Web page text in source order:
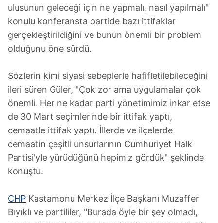
ulusunun geleceği için ne yapmalı, nasıl yapılmalı"
konulu konferansta partide bazı ittifaklar
gerçekleştirildiğini ve bunun önemli bir problem
olduğunu öne sürdü.
Sözlerin kimi siyasi sebeplerle hafifletilebileceğini
ileri süren Güler, "Çok zor ama uygulamalar çok
önemli. Her ne kadar parti yönetimimiz inkar etse
de 30 Mart seçimlerinde bir ittifak yaptı,
cemaatle ittifak yaptı. İllerde ve ilçelerde
cemaatin çeşitli unsurlarının Cumhuriyet Halk
Partisi'yle yürüdüğünü hepimiz gördük" şeklinde
konuştu.
CHP Kastamonu Merkez İlçe Başkanı Muzaffer
Bıyıklı ve partililer, "Burada öyle bir şey olmadı,